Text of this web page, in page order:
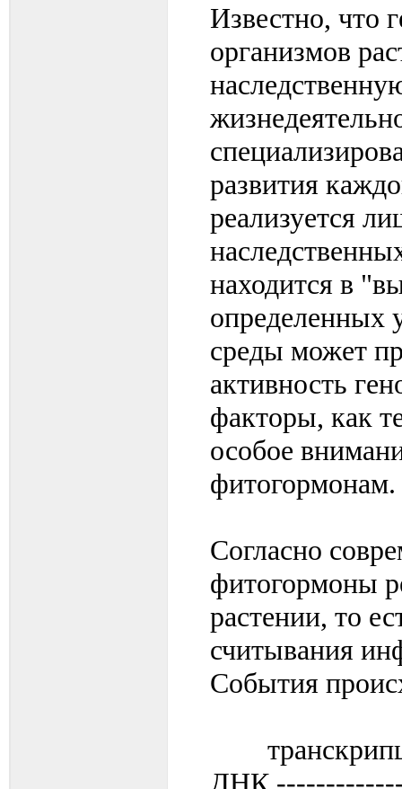
Известно, что
организмов
развития
реализуется
находится в
определенных
среды может
активность
факторы, как
особое
фитогормонам.
Согласно
фитогормоны
растении, то
считывания
События